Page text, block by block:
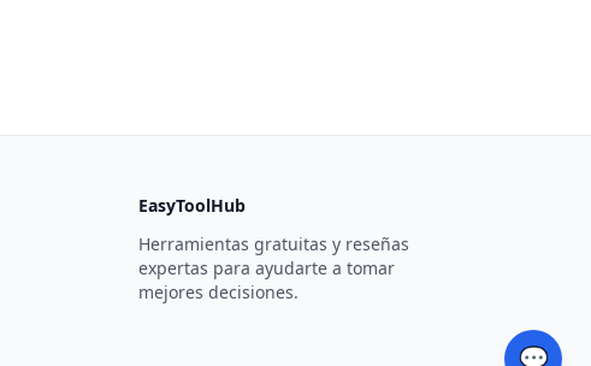
💬
EasyToolHub
Herramientas gratuitas y reseñas
expertas para ayudarte a tomar
mejores decisiones.